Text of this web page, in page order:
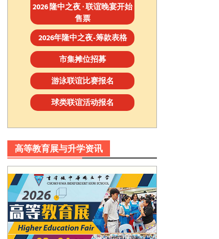
2026 隆中之夜 · 联谊晚宴开始
售票
2026年隆中之夜-筹款表格
市集摊位招募
游泳联谊比赛报名
球类联谊活动报名
高等教育展与升学资讯